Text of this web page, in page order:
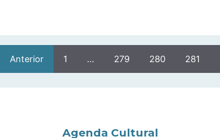
Anterior 1 … 279 280 281
Agenda Cultural